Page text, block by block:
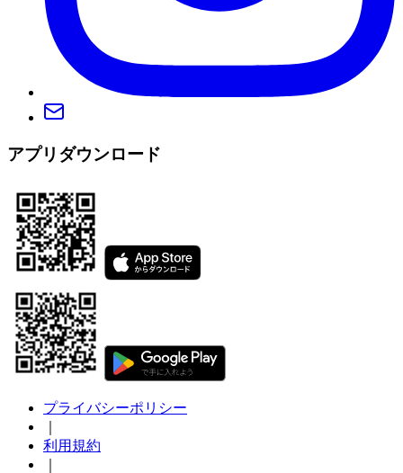
アプリダウンロード
プライバシーポリシー
利用規約